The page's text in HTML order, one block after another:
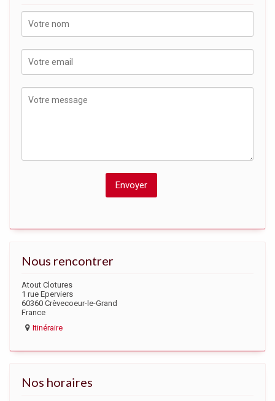
Nous rencontrer
Atout Clotures
1 rue Eperviers
60360 Crèvecoeur-le-Grand
France
Itinéraire
Nos horaires